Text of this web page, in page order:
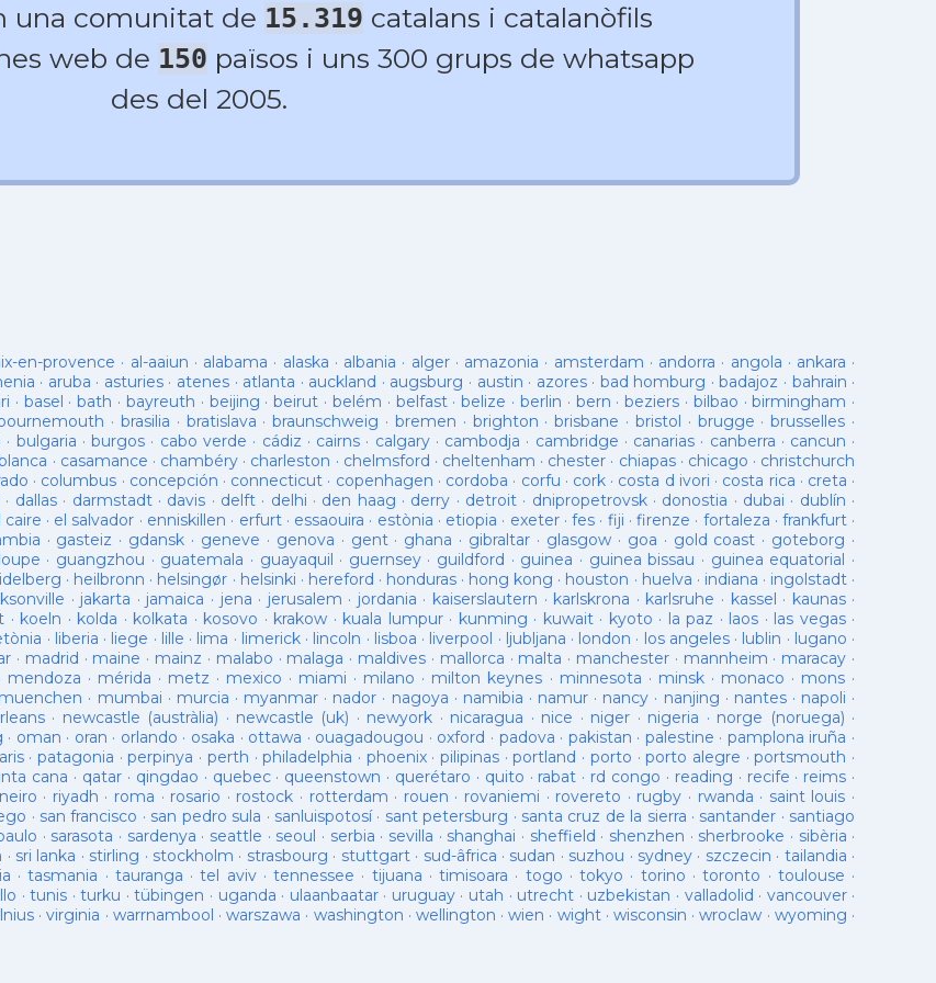
una comunitat de 15.319 catalans i catalanòfils
web de 150 països i uns 300 grups de whatsapp
des del 2005.
en-provence · al-aaiun · alabama · alaska · albania · alger· amazonia · amsterdam · andorra · angola · ankara ·
· aruba · asturies· atenes · atlanta · auckland · augsburg · austin · azores· bad homburg ·badajoz · bahrain ·
· basel ·bath · bayreuth · beijing ·beirut · belém · belfast·belize · berlin · bern ·beziers · bilbao ·birmingham ·
· brasilia · bratislava ·braunschweig · bremen · brighton ·brisbane · bristol · brugge ·brusselles ·
· bulgaria ·burgos · cabo verde · cádiz · cairns · calgary· cambodja · cambridge · canarias · canberra · cancun ·
· casamance · chambéry · charleston · chelmsford · cheltenham · chester · chiapas· chicago · christchurch
· columbus · concepción · connecticut · copenhagen · cordoba · corfu · cork · costa d ivori · costa rica · creta ·
· dallas· darmstadt· davis · delft· delhi · den haag · derry · detroit· dnipropetrovsk· donostia · dubai · dublín ·
caire · el salvador · enniskillen · erfurt· essaouira · estònia · etiopia · exeter· fes · fiji · firenze · fortaleza · frankfurt ·
· gasteiz · gdansk · geneve · genova · gent· ghana · gibraltar · glasgow· goa · gold coast · goteborg ·
· guangzhou · guatemala · guayaquil · guernsey· guildford · guinea · guinea bissau · guinea equatorial ·
· heilbronn · helsingør · helsinki · hereford · honduras· hong kong · houston · huelva · indiana · ingolstadt·
· jakarta · jamaica · jena · jerusalem · jordania · kaiserslautern · karlskrona · karlsruhe · kassel · kaunas·
· koeln · kolda · kolkata · kosovo · krakow · kuala lumpur· kunming · kuwait· kyoto · la paz · laos · las vegas·
· liberia · liege · lille · lima · limerick· lincoln · lisboa · liverpool · ljubljana · london · los angeles· lublin · lugano ·
· madrid · maine · mainz · malabo · malaga · maldives · mallorca · malta · manchester · mannheim · maracay ·
mendoza · mérida · metz · mexico · miami · milano · milton keynes · minnesota · minsk· monaco · mons ·
muenchen · mumbai · murcia · myanmar · nador · nagoya · namibia · namur · nancy · nanjing · nantes· napoli ·
· newcastle (austràlia) · newcastle (uk) · newyork · nicaragua · nice · niger · nigeria · norge (noruega) ·
· oman · oran · orlando · osaka · ottawa · ouagadougou · oxford · padova · pakistan · palestine · pamplona iruña ·
· patagonia ·perpinya · perth ·philadelphia · phoenix·pilipinas ·portland · porto ·porto alegre ·portsmouth ·
cana · qatar · qingdao · quebec· queenstown · querétaro · quito · rabat · rd congo · reading · recife · reims ·
· riyadh · roma · rosario · rostock · rotterdam · rouen · rovaniemi · rovereto · rugby · rwanda · saint louis ·
· san francisco · san pedro sula · sanluispotosí· sant petersburg · santa cruz de la sierra · santander · santiago
· sarasota · sardenya · seattle · seoul · serbia · sevilla · shanghai · sheffield · shenzhen · sherbrooke · sibèria ·
· sri lanka · stirling · stockholm · strasbourg · stuttgart· sud-âfrica · sudan · suzhou · sydney · szczecin · tailandia ·
·tasmania · tauranga ·tel aviv·tennessee · tijuana ·timisoara · togo ·tokyo · torino ·toronto · toulouse ·
·tunis ·turku ·tübingen · uganda · ulaanbaatar· uruguay· utah · utrecht · uzbekistan · valladolid · vancouver·
·virginia · warrnambool ·warszawa · washington · wellington ·wien · wight·wisconsin ·wroclaw · wyoming ·